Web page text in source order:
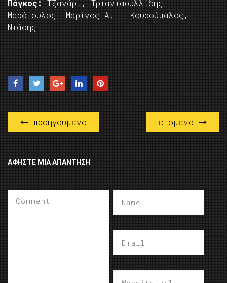
Πάγκος:
Τζανάρι, Τριανταφυλλίδης,
Μαρόπουλος, Μαρίνος Α. , Κουρούμαλος,
Ντάσης
προηγούμενο επόμενο
ΑΦΉΣΤΕ ΜΙΑ ΑΠΆΝΤΗΣΗ